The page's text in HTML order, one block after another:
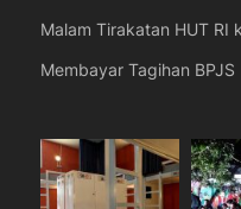
Malam Tirakatan HUT RI
Membayar Tagihan BPJS